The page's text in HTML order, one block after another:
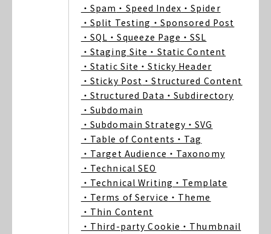
・Spam ・Speed Index ・Spider
・Split Testing ・Sponsored Post
・SQL ・Squeeze Page ・SSL
・Staging Site ・Static Content
・Static Site ・Sticky Header
・Sticky Post ・Structured Content
・Structured Data ・Subdirectory
・Subdomain
・Subdomain Strategy ・SVG
・Table of Contents ・Tag
・Target Audience ・Taxonomy
・Technical SEO
・Technical Writing ・Template
・Terms of Service ・Theme
・Thin Content
・Third-party Cookie ・Thumbnail